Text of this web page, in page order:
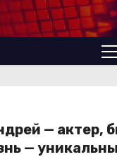
— актер,
—